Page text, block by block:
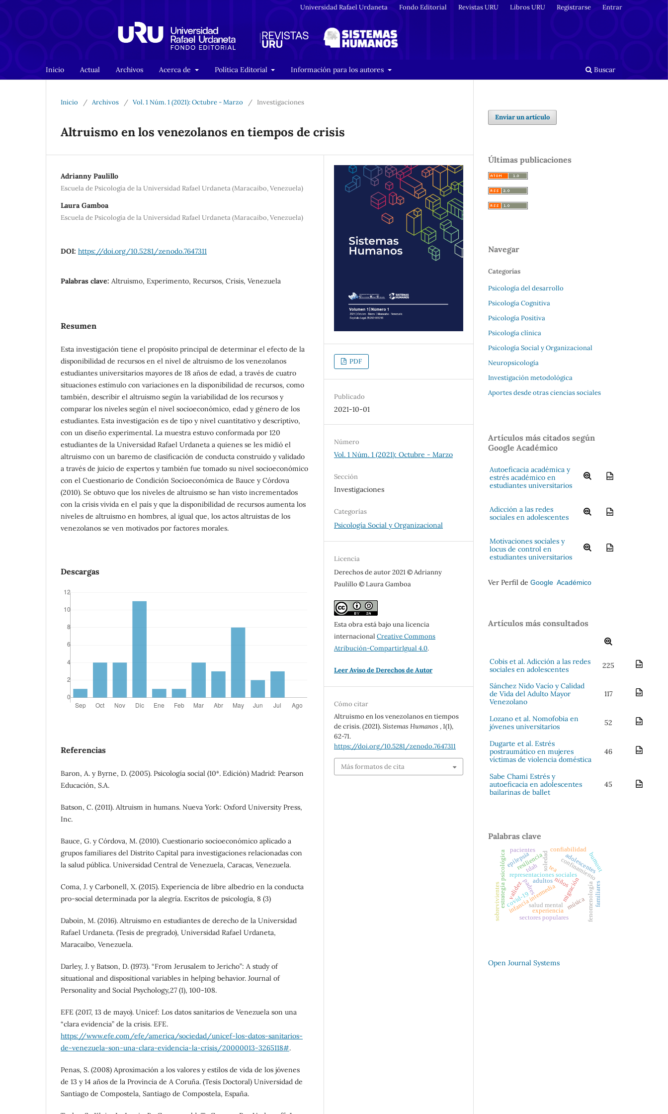
Inicio Actual Archivos Acerca de Política Editorial Información para los autores Buscar
Universidad Rafael Urdaneta Fondo Editorial Revistas URU Libros URU Registrarse Entrar
Inicio / Archivos / Vol. 1 Núm. 1 (2021): Octubre - Marzo / Investigaciones
Altruismo en los venezolanos en tiempos de crisis
Adrianny Paulillo
Escuela de Psicología de la Universidad Rafael Urdaneta (Maracaibo, Venezuela)
Laura Gamboa
Escuela de Psicología de la Universidad Rafael Urdaneta (Maracaibo, Venezuela)
DOI: https://doi.org/10.5281/zenodo.7647311
Palabras clave: Altruismo, Experimento, Recursos, Crisis, Venezuela
Resumen
Esta investigación tiene el propósito principal de determinar el efecto de la
disponibilidad de recursos en el nivel de altruismo de los venezolanos
estudiantes universitarios mayores de 18 años de edad, a través de cuatro
situaciones estímulo con variaciones en la disponibilidad de recursos, como
también, describir el altruismo según la variabilidad de los recursos y
comparar los niveles según el nivel socioeconómico, edad y género de los
estudiantes. Esta investigación es de tipo y nivel cuantitativo y descriptivo,
con un diseño experimental. La muestra estuvo conformada por 120
estudiantes de la Universidad Rafael Urdaneta a quienes se les midió el
altruismo con un baremo de clasificación de conducta construido y validado
a través de juicio de expertos y también fue tomado su nivel socioeconómico
con el Cuestionario de Condición Socioeconómica de Bauce y Córdova
(2010). Se obtuvo que los niveles de altruismo se han visto incrementados
con la crisis vivida en el país y que la disponibilidad de recursos aumenta los
niveles de altruismo en hombres, al igual que, los actos altruistas de los
venezolanos se ven motivados por factores morales.
Descargas
Referencias
Baron, A. y Byrne, D. (2005). Psicología social (10ª. Edición) Madrid: Pearson
Educación, S.A.
Batson, C. (2011). Altruism in humans. Nueva York: Oxford University Press,
Inc.
Bauce, G. y Córdova, M. (2010). Cuestionario socioeconómico aplicado a
grupos familiares del Distrito Capital para investigaciones relacionadas con
la salud pública. Universidad Central de Venezuela, Caracas, Venezuela.
Coma, J. y Carbonell, X. (2015). Experiencia de libre albedrio en la conducta
pro-social determinada por la alegría. Escritos de psicología, 8 (3)
Daboin, M. (2016). Altruismo en estudiantes de derecho de la Universidad
Rafael Urdaneta. (Tesis de pregrado), Universidad Rafael Urdaneta,
Maracaibo, Venezuela.
Darley, J. y Batson, D. (1973). “From Jerusalem to Jericho”: A study of
situational and dispositional variables in helping behavior. Journal of
Personality and Social Psychology,27 (1), 100-108.
EFE (2017, 13 de mayo). Unicef: Los datos sanitarios de Venezuela son una
“clara evidencia” de la crisis. EFE.
https://www.efe.com/efe/america/sociedad/unicef-los-datos-sanitarios-
de-venezuela-son-una-clara-evidencia-la-crisis/20000013-3265118#.
Penas, S. (2008) Aproximación a los valores y estilos de vida de los jóvenes
de 13 y 14 años de la Provincia de A Coruña. (Tesis Doctoral) Universidad de
Santiago de Compostela, Santiago de Compostela, España.
PDF
Publicado
2021-10-01
Número
Vol. 1 Núm. 1 (2021): Octubre - Marzo
Sección
Investigaciones
Categorías
Psicología Social y Organizacional
Licencia
Derechos de autor 2021 © Adrianny
Paulillo © Laura Gamboa
Esta obra está bajo una licencia
internacionalCreative Commons
Atribución-CompartirIgual 4.0.
Leer Aviso de Derechos de Autor
Cómo citar
Altruismo en los venezolanos en tiempos
de crisis. (2021).Sistemas Humanos ,1(1),
62-71.
https://doi.org/10.5281/zenodo.7647311
Más formatos de cita
Enviar un artículo
Últimas publicaciones
Navegar
Categorías
Psicología del desarrollo
Psicología Cognitiva
Psicología Positiva
Psicología clínica
Psicología Social y Organizacional
Neuropsicología
Investigación metodológica
Aportes desde otras ciencias sociales
Artículos más citados según
Google Académico
Autoeficacia académica y
estrés académico en
estudiantes universitarios
Adicción a las redes
sociales en adolescentes
Motivaciones sociales y
locus de control en
estudiantes universitarios
Ver Perfil de Google Académico
Artículos más consultados
Cobis et al. Adicción a las redes
sociales en adolescentes
225
Sánchez Nido Vacío y Calidad
de Vida del Adulto Mayor
Venezolano
117
Lozano et al. Nomofobia en
jóvenes universitarios
52
Dugarte et al. Estrés
postraumático en mujeres
víctimas de violencia doméstica
46
Sabe Chami Estrés y
autoeficacia en adolescentes
bailarinas de ballet
45
Palabras clave
representaciones sociales
niños
infancia intermediamigración
padres
música
covid-19salud mental
estrategia psicológica tea
adultos
soledad confinamiento
adolescentes
fenomenología
resiliencia
validez
confiabilidad
experiencia
familiares
pacientes
epilepsia
sobrevivientes
tdah burnout
sectores populares
Open Journal Systems